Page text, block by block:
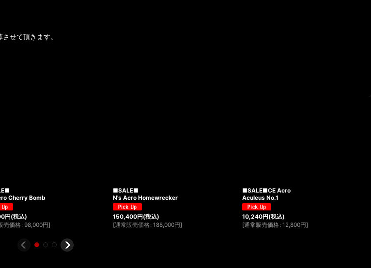
せて頂きます。
Cherry Bomb
円(税込)
売価格 : 98,000円]
■SALE■
N's Acro Homewrecker
150,400円(税込)
[通常販売価格 : 188,000円]
■SALE■CE Acro
Aculeus No.1
10,240円(税込)
[通常販売価格 : 12,800円]